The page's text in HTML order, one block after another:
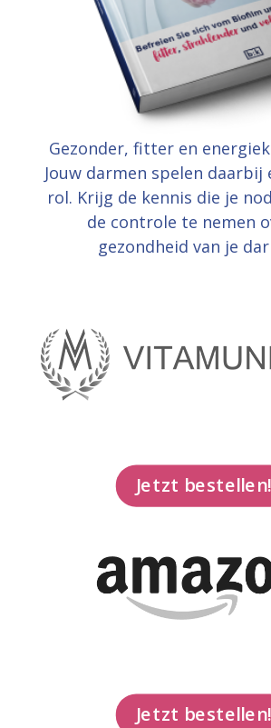
Gezonder, fitter en
Jouw darmen spelen daarbij
rol. Krijg de kennis die je
de controle te nemen
gezondheid van je
Jetzt bestellen!
Jetzt bestellen!